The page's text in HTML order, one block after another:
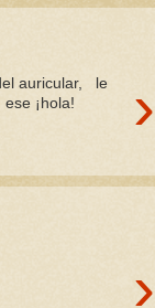
›
auricular, le
¡hola!
›